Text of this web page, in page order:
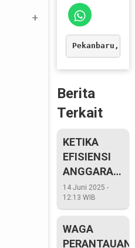
Pekanbaru,
Berita
Terkait
KETIKA
EFISIENSI
ANGGARAN
BERAKHIR
DIHARAPKAN
BERJALAN
MAKSIMAL
14 Juni 2025 -
12:13 WIB
WAGA
PERANTAUAN